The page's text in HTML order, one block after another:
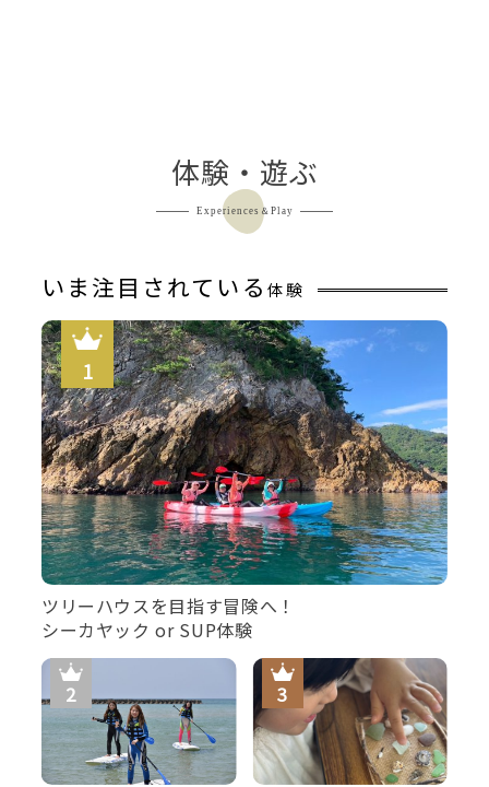
体験・遊ぶ
Experiences＆Play
いま注目されている 体験
ツリーハウスを目指す冒険へ！
シーカヤック or SUP体験